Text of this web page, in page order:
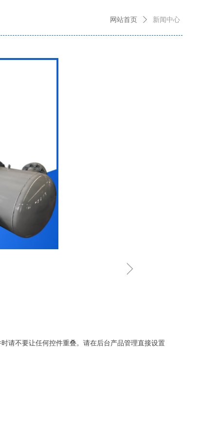
请不要让任何控件重叠。请在后台产品管理直接设置
ꁇ
网站首页 ꄲ 新闻中心